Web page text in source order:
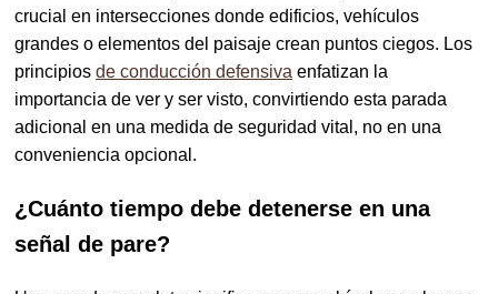
crucial en intersecciones donde edificios, vehículos
grandes o elementos del paisaje crean puntos ciegos. Los
principios de conducción defensiva enfatizan la
importancia de ver y ser visto, convirtiendo esta parada
adicional en una medida de seguridad vital, no en una
conveniencia opcional.
¿Cuánto tiempo debe detenerse en una
señal de pare?